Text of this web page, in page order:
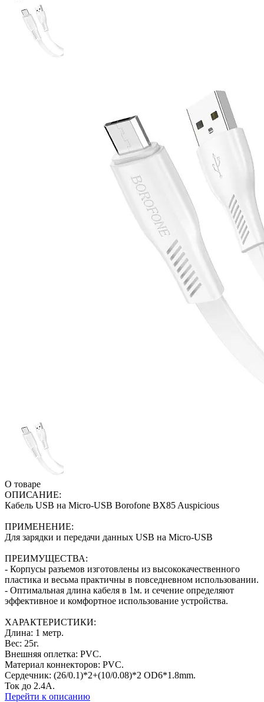
О товаре
ОПИСАНИЕ:
Кабель USB на Micro-USB Borofone BX85 Auspicious
ПРИМЕНЕНИЕ:
Для зарядки и передачи данных USB на Micro-USB
ПРЕИМУЩЕСТВА:
- Корпусы разъемов изготовлены из высококачественного
пластика и весьма практичны в повседневном использовании.
- Оптимальная длина кабеля в 1м. и сечение определяют
эффективное и комфортное использование устройства.
ХАРАКТЕРИСТИКИ:
Длина: 1 метр.
Вес: 25г.
Внешняя оплетка: PVC.
Материал коннекторов: PVC.
Сердечник: (26/0.1)*2+(10/0.08)*2 OD6*1.8mm.
Ток до 2.4A.
Перейти к описанию